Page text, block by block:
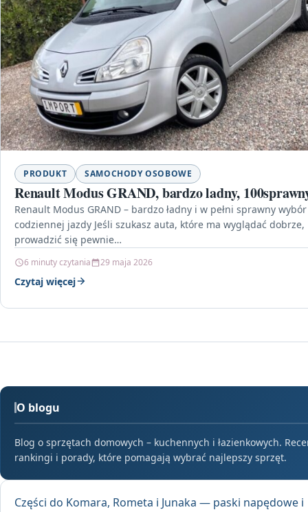
PRODUKT SAMOCHODY OSOBOWE
Renault Modus GRAND, bardzo ladny,
Renault Modus GRAND – bardzo ładny i w pełni sprawny
codziennej jazdy Jeśli szukasz auta, które ma wyglądać dobrze,
prowadzić się pewnie…
6 minuty czytania 29 maja 2026
Czytaj więcej
O blogu
Blog o sprzętach domowych – kuchennych i łazienkowych.
rankingi i porady, które pomagają wybrać najlepszy sprzęt.
Części do Komara, Rometa i Junaka — paski napędowe i